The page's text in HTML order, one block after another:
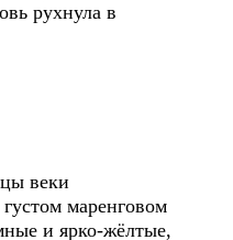
рухнула в
веки
маренговом
и ярко-жёлтые,